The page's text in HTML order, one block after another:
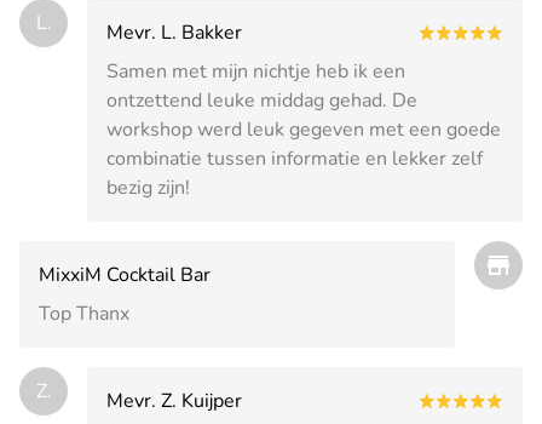
L.
Mevr. L. Bakker
Samen met mijn nichtje heb ik een
ontzettend leuke middag gehad. De
workshop werd leuk gegeven met een goede
combinatie tussen informatie en lekker zelf
bezig zijn!
MixxiM Cocktail Bar
Top Thanx
Z.
Mevr. Z. Kuijper